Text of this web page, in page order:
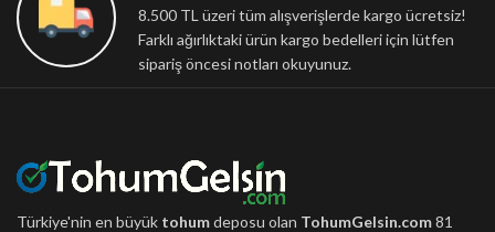
8.500 TL üzeri tüm alışverişlerde kargo ücretsiz!
Farklı ağırlıktaki ürün kargo bedelleri için lütfen
sipariş öncesi notları okuyunuz.
Türkiye'nin en büyük tohumdeposu olan TohumGelsin.com81